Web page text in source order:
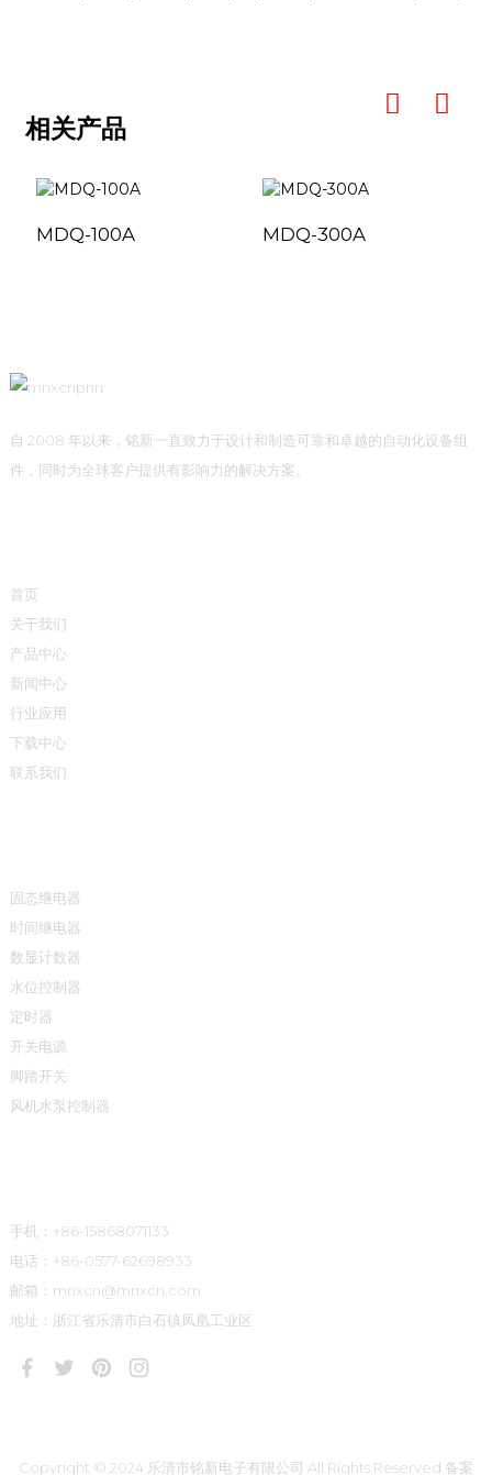
相关产品
MDQ-100A MDQ-300A
自 2008 年以来，铭新一直致力于设计和制造可靠和卓越的自动化设备组
件，同时为全球客户提供有影响力的解决方案。
首页
关于我们
产品中心
新闻中心
行业应用
下载中心
联系我们
固态继电器
时间继电器
数显计数器
水位控制器
定时器
开关电源
脚踏开关
风机水泵控制器
手机：+86-15868071133
电话：+86-0577-62698933
邮箱：mnxcn@mnxcn.com
地址：浙江省乐清市白石镇凤凰工业区
Copyright © 2024 乐清市铭新电子有限公司 All Rights Reserved 备案